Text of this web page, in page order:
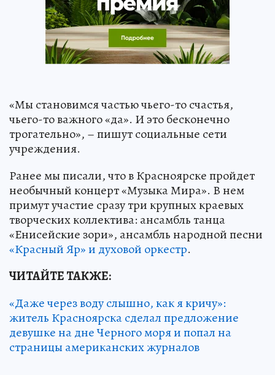
«Мы становимся частью чьего-то счастья,
чьего-то важного «да». И это бесконечно
трогательно», – пишут социальные сети
учреждения.
Ранее мы писали, что в Красноярске пройдет
необычный концерт «Музыка Мира». В нем
примут участие сразу три крупных краевых
творческих коллектива: ансамбль танца
«Енисейские зори», ансамбль народной песни
«Красный Яр» и духовой оркестр.
ЧИТАЙТЕ ТАКЖЕ:
«Даже через воду слышно, как я кричу»:
житель Красноярска сделал предложение
девушке на дне Черного моря и попал на
страницы американских журналов